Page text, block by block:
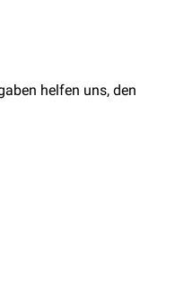
helfen uns, den